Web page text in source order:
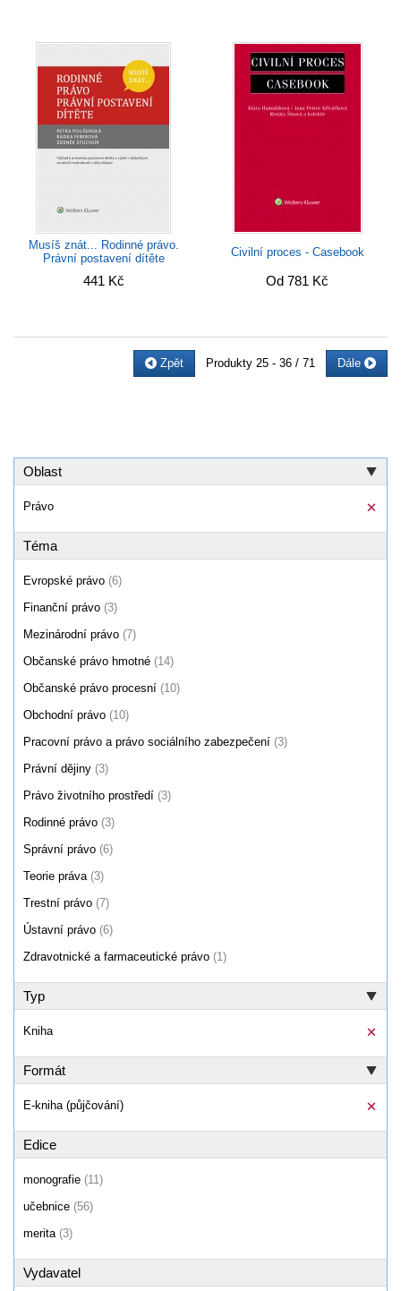
Musíš znát... Rodinné právo.
Právní postavení dítěte
441 Kč
Civilní proces - Casebook
Od 781 Kč
Zpět Produkty 25 - 36 / 71 Dále
Oblast
Právo
Téma
Evropské právo (6)
Finanční právo (3)
Mezinárodní právo (7)
Občanské právo hmotné (14)
Občanské právo procesní (10)
Obchodní právo (10)
Pracovní právo a právo sociálního zabezpečení (3)
Právní dějiny (3)
Právo životního prostředí (3)
Rodinné právo (3)
Správní právo (6)
Teorie práva (3)
Trestní právo (7)
Ústavní právo (6)
Zdravotnické a farmaceutické právo (1)
Typ
Kniha
Formát
E-kniha (půjčování)
Edice
monografie (11)
učebnice (56)
merita (3)
Vydavatel